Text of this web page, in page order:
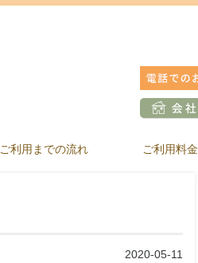
ご利用までの流れ ご利用料金
2020-05-11